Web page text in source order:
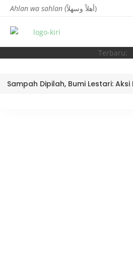
Ahlan wa sahlan (أهلاً وسهلاً)
Terbaru: